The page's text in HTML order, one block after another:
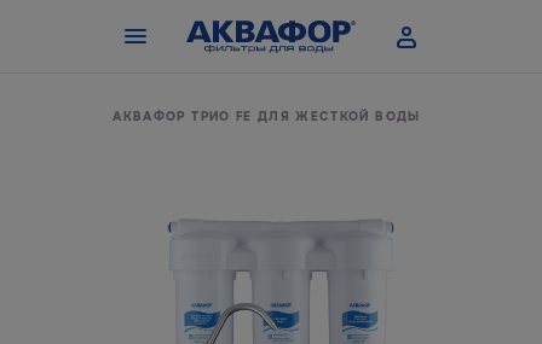
АКВАФОР ТРИО FE ДЛЯ ЖЕСТКОЙ ВОДЫ